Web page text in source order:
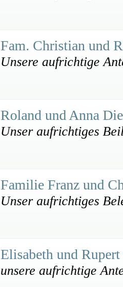
Fam. Christian und
Unsere aufrichtige
Roland und Anna
Unser aufrichtiges
Familie Franz und
Unser aufrichtiges
Elisabeth und
unsere aufrichtige